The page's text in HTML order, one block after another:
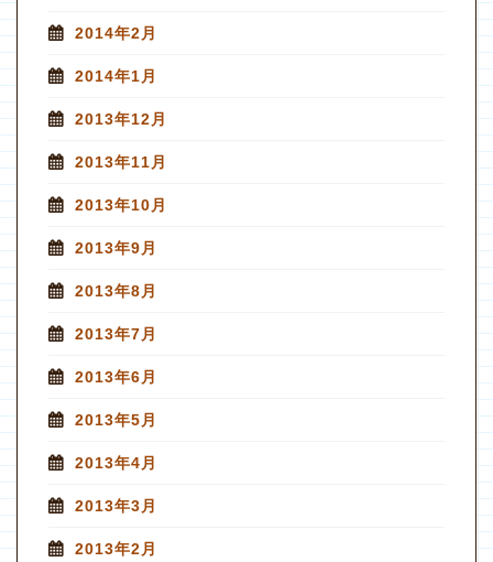
2014年2月
2014年1月
2013年12月
2013年11月
2013年10月
2013年9月
2013年8月
2013年7月
2013年6月
2013年5月
2013年4月
2013年3月
2013年2月